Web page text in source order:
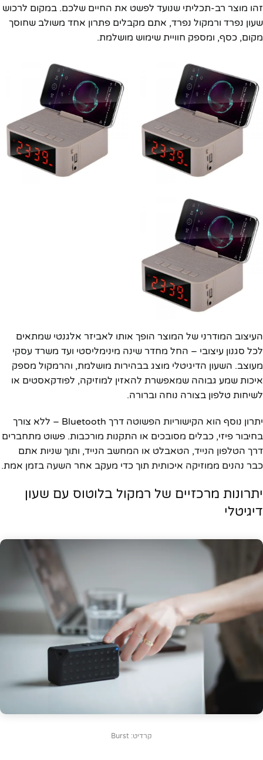
זהו מוצר רב-תכליתי שנועד לפשט את החיים שלכם. במקום לרכוש
שעון נפרד ורמקול נפרד, אתם מקבלים פתרון אחד משולב שחוסך
מקום, כסף, ומספק חוויית שימוש מושלמת.
העיצוב המודרני של המוצר הופך אותו לאביזר אלגנטי שמתאים
לכל סגנון עיצובי – החל מחדר שינה מינימליסטי ועד משרד עסקי
מעוצב. השעון הדיגיטלי מוצג בבהירות מושלמת, והרמקול מספק
איכות שמע גבוהה שמאפשרת להאזין למוזיקה, לפודקאסטים או
לשיחות טלפון בצורה נוחה וברורה.
יתרון נוסף הוא הקישוריות הפשוטה דרך Bluetooth – ללא צורך
בחיבור פיזי, כבלים מסובכים או התקנות מורכבות. פשוט מתחברים
דרך הטלפון הנייד, הטאבלט או המחשב הנייד, ותוך שניות אתם
כבר נהנים ממוזיקה איכותית תוך כדי מעקב אחר השעה בזמן אמת.
יתרונות מרכזיים של רמקול בלוטוס עם שעון
דיגיטלי
קרדיט: Burst